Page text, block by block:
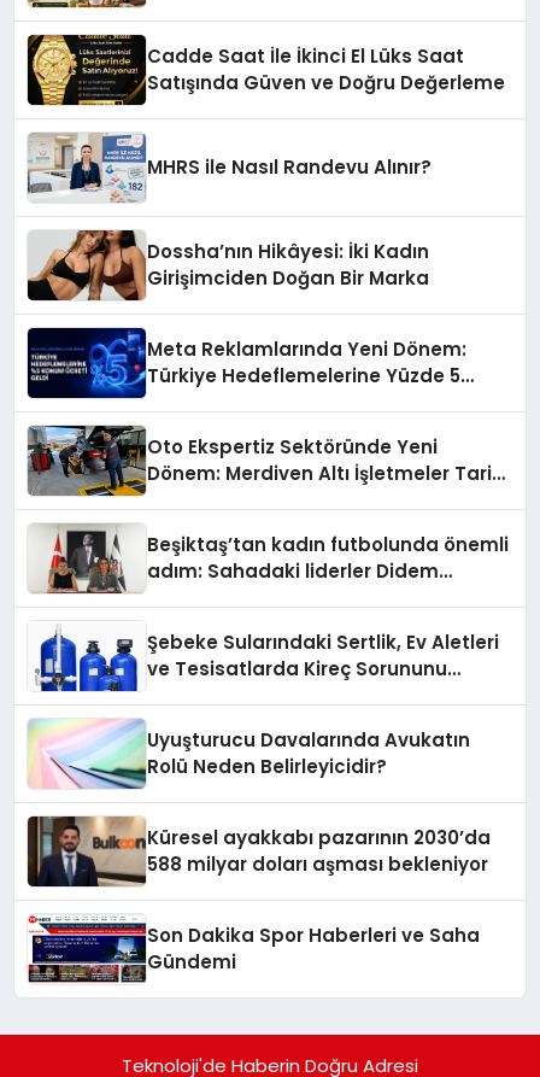
Cadde Saat İle İkinci El Lüks Saat
Satışında Güven ve Doğru Değerleme
MHRS ile Nasıl Randevu Alınır?
Dossha’nın Hikâyesi: İki Kadın
Girişimciden Doğan Bir Marka
Meta Reklamlarında Yeni Dönem:
Türkiye Hedeflemelerine Yüzde 5
Oto Ekspertiz Sektöründe Yeni
Dönem: Merdiven Altı İşletmeler Tarih
Beşiktaş’tan kadın futbolunda önemli
adım: Sahadaki liderler Didem
Şebeke Sularındaki Sertlik, Ev Aletleri
ve Tesisatlarda Kireç Sorununu
Uyuşturucu Davalarında Avukatın
Rolü Neden Belirleyicidir?
Küresel ayakkabı pazarının 2030’da
588 milyar doları aşması bekleniyor
Son Dakika Spor Haberleri ve Saha
Gündemi
Teknoloji'de Haberin Doğru Adresi